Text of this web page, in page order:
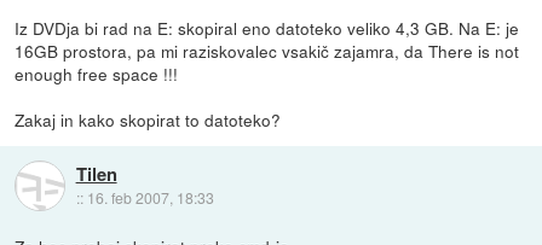
Iz DVDja bi rad na E: skopiral eno datoteko veliko 4,3 GB. Na E: je
16GB prostora, pa mi raziskovalec vsakič zajamra, da There is not
enough free space !!!
Zakaj in kako skopirat to datoteko?
Tilen
:: 16. feb 2007, 18:33